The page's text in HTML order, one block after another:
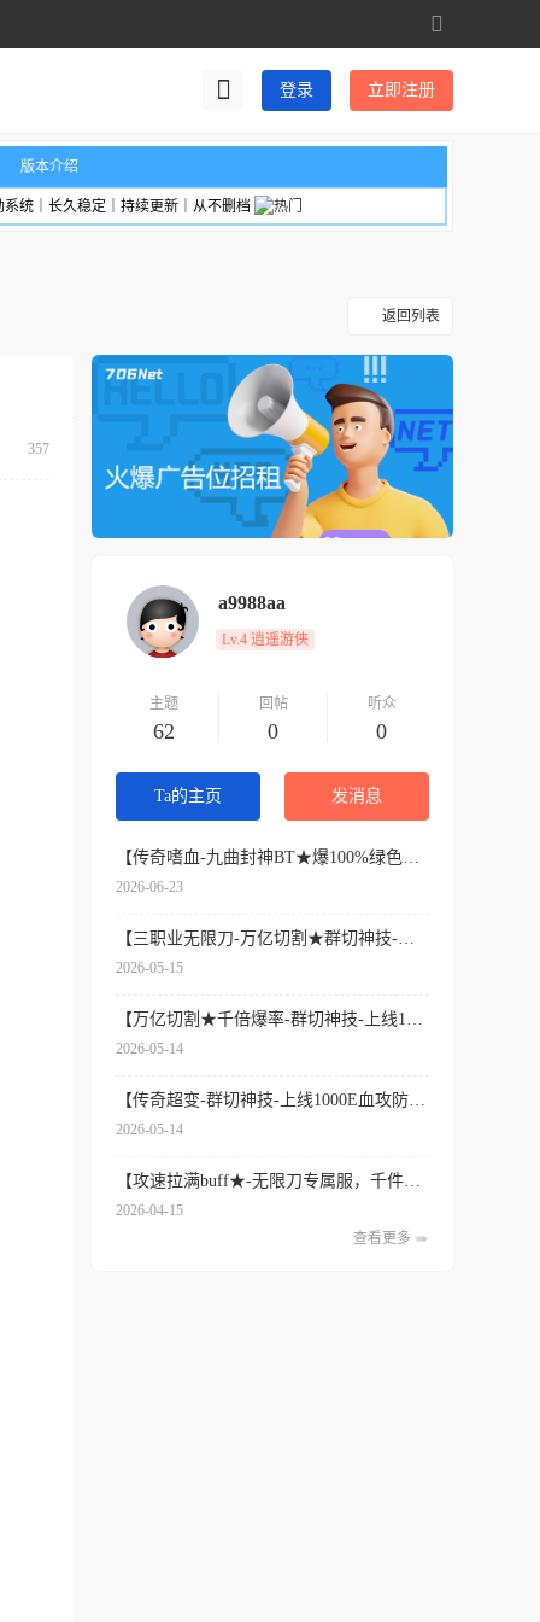
切
换
到
宽
登录 立即注册
版本介绍
统｜长久稳定｜持续更新｜从不删档
返回列表
357
a9988aa
Lv.4 逍遥游侠
主题
62
回帖
0
听众
0
Ta的主页 发消息
2026-06-23
2026-05-15
2026-05-14
2026-05-14
2026-04-15
查看更多